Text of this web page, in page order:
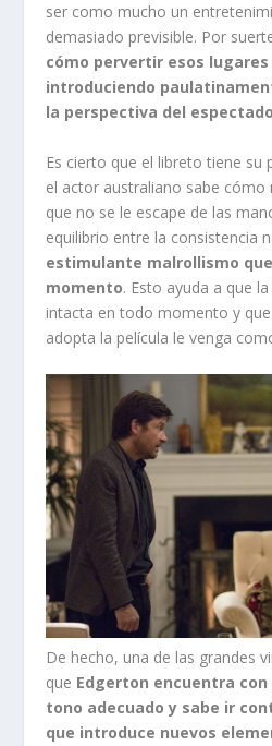
ser como mucho un
demasiado previsible. Por
cómo pervertir esos lugares
introduciendo
la perspectiva del
Es cierto que el libreto tiene
el actor australiano sabe
que no se le escape de las
equilibrio entre la consistencia
estimulante malrollismo
momento. Esto ayuda a que
intacta en todo momento y
adopta la película le venga
De hecho, una de las grandes
que Edgerton encuentra
tono adecuado y sabe ir
que introduce nuevos